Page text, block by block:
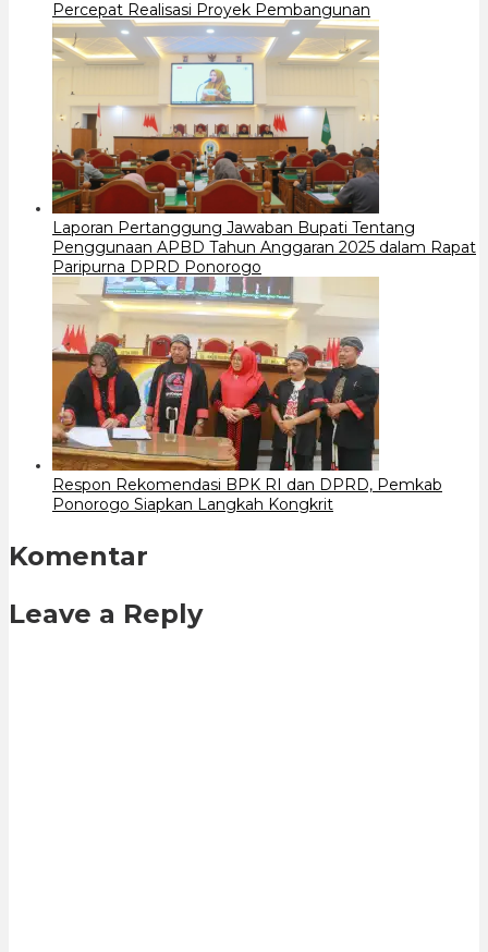
Percepat Realisasi Proyek Pembangunan
Laporan Pertanggung Jawaban Bupati Tentang
Penggunaan APBD Tahun Anggaran 2025 dalam Rapat
Paripurna DPRD Ponorogo
Respon Rekomendasi BPK RI dan DPRD, Pemkab
Ponorogo Siapkan Langkah Kongkrit
Komentar
Leave a Reply